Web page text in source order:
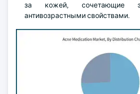
за кожей, сочетающие
антивозрастными свойствами.